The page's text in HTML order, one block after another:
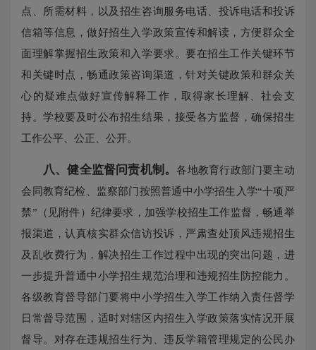
点、所需材料，以及招生咨询服务电话、投诉电话和投诉
信箱等信息，做好招生入学政策宣传和解读，方便群众全
面理解掌握招生政策和入学要求。要在招生工作关键环节
和关键时点，畅通政策咨询渠道，针对关键政策和群众关
心的疑难点做好宣传解释工作，取得家长理解、社会支
持。学校要及时公布招生结果，接受各方监督，确保招生
工作公平、公正、公开。
八、健全监督问责机制。各地教育行政部门要主动
会同教育纪检、监察部门按照普通中小学招生入学“十项严
禁”（见附件）纪律要求，加强学校招生工作监督，畅通举
报渠道，认真核实群众信访投诉，严肃查处顶风违规招生
及乱收费行为，解决招生工作过程中出现的突出问题，进
一步提升普通中小学招生规范治理和违规招生防控能力。
各级教育督导部门要将中小学招生入学工作纳入责任督学
日常督导范围，适时对辖区内招生入学政策落实情况开展
督导。对存在违规招生行为、违反学籍管理规定的公民办